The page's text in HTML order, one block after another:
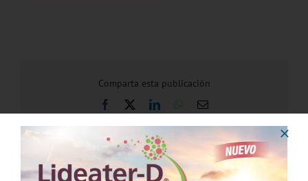
Comparta esta publicación
Facebook LinkedInWhatsApp
Correo
electrónico